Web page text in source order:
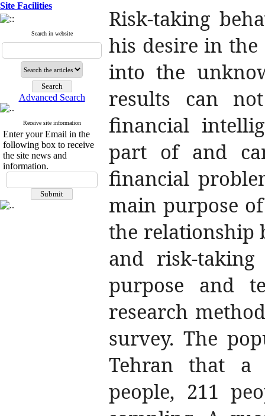
Site Facilities
Search in website
Advanced Search
Receive site information
Enter your Email in the
following box to receive
the site news and
information.
Risk-taking
his desire in
into the
results can
financial
part of and
financial
main purpose
the relationship
and risk-
purpose and
research
survey. The
Tehran that a
people, 211